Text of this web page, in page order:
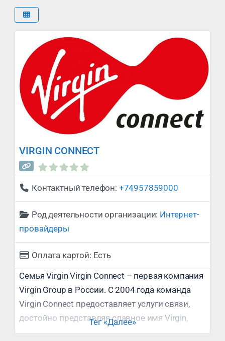
VIRGIN CONNECT
Контактный телефон: +74957859000
Род деятельности организации: Интернет-
провайдеры
Оплата картой: Есть
Семья Virgin Virgin Connect – первая компания
Virgin Group в России. С 2004 года команда
Virgin Connect предоставляет услуги связи,
достойно представляя славное имя Virgin,
одного из крупнейших телеком-операторов в
Тег «Далее»